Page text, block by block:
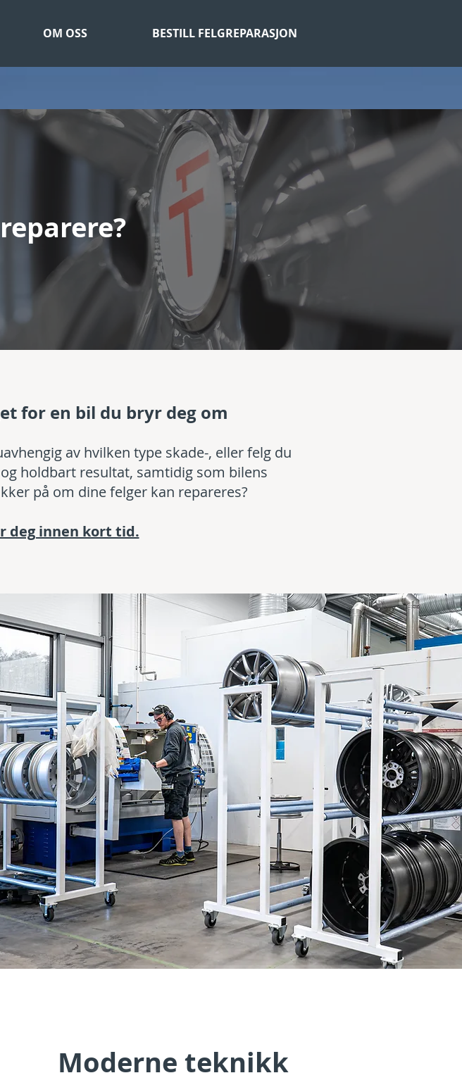
OM OSS BESTILL FELGREPARASJON
for en bil du bryr deg om
av hvilken type skade-, eller felg du
holdbart resultat, samtidig som bilens
på om dine felger kan repareres?
deg innen kort tid.
Moderne teknikk